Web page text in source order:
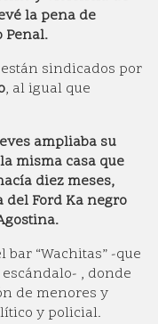
la pena de
Penal.
están sindicados por
, al igual que
ampliaba su
misma casa que
diez meses,
del Ford Ka negro
“Wachitas” -que
, donde
de menores y
y policial.